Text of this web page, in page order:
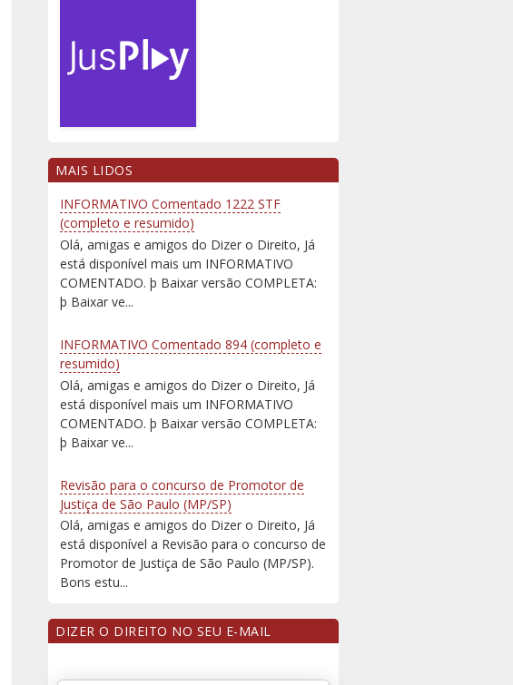
MAIS LIDOS
INFORMATIVO Comentado 1222 STF
(completo e resumido)
Olá, amigas e amigos do Dizer o Direito, Já
está disponível mais um INFORMATIVO
COMENTADO. þ Baixar versão COMPLETA:
þ Baixar ve...
INFORMATIVO Comentado 894 (completo e
resumido)
Olá, amigas e amigos do Dizer o Direito, Já
está disponível mais um INFORMATIVO
COMENTADO. þ Baixar versão COMPLETA:
þ Baixar ve...
Revisão para o concurso de Promotor de
Justiça de São Paulo (MP/SP)
Olá, amigas e amigos do Dizer o Direito, Já
está disponível a Revisão para o concurso de
Promotor de Justiça de São Paulo (MP/SP).
Bons estu...
DIZER O DIREITO NO SEU E-MAIL